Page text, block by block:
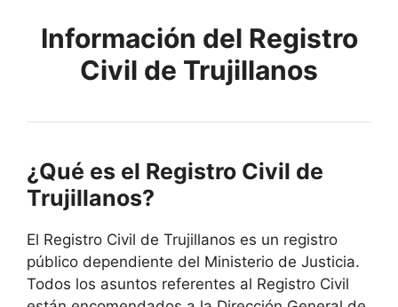
Información del Registro
Civil de Trujillanos
¿Qué es el Registro Civil de
Trujillanos?
El Registro Civil de Trujillanos es un registro
público dependiente del Ministerio de Justicia.
Todos los asuntos referentes al Registro Civil